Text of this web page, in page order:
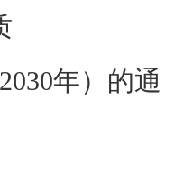
年）的通